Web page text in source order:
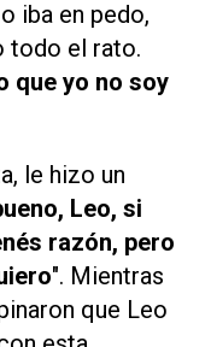
iba en pedo,
todo el rato.
que yo no soy
le hizo un
Leo, si
razón, pero
". Mientras
que Leo